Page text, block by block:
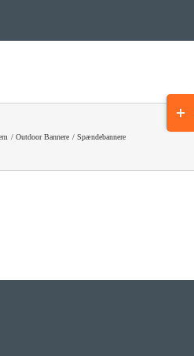
Outdoor Bannere Spændebannere